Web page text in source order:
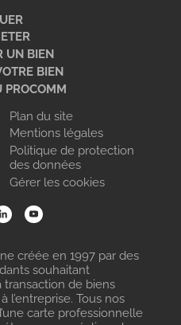
UN BIEN
BIEN
PROCOMM
Plan du site
Mentions légales
Politique de protection
des données
Gérer les cookies
créée en 1997 par des
souhaitant
de biens
Tous nos
carte professionnelle